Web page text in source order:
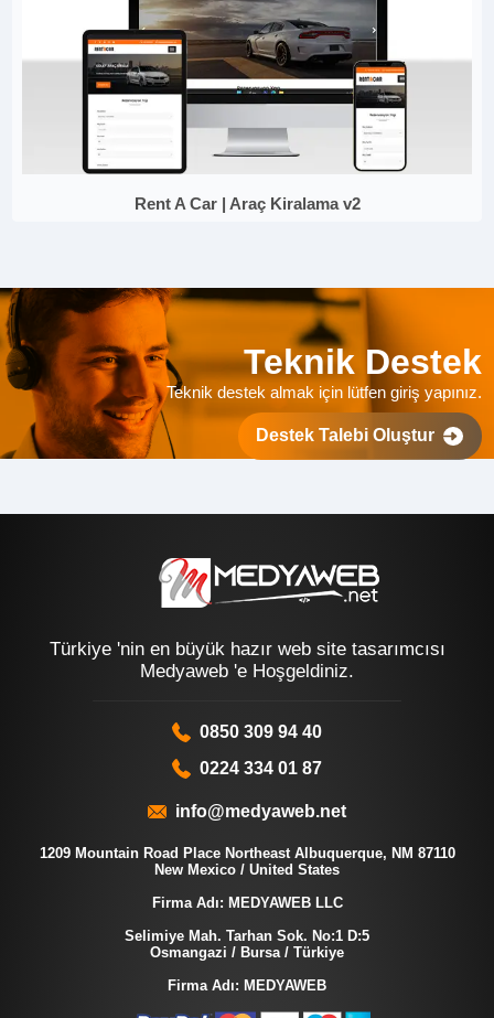
Rent A Car | Araç Kiralama v2
Teknik Destek
Teknik destek almak için lütfen giriş yapınız.
Destek Talebi Oluştur
Türkiye 'nin en büyük hazır web site tasarımcısı
Medyaweb 'e Hoşgeldiniz.
0850 309 94 40
0224 334 01 87
info@medyaweb.net
1209 Mountain Road Place Northeast Albuquerque, NM 87110
New Mexico / United States
Firma Adı: MEDYAWEB LLC
Selimiye Mah. Tarhan Sok. No:1 D:5
Osmangazi / Bursa / Türkiye
Firma Adı: MEDYAWEB